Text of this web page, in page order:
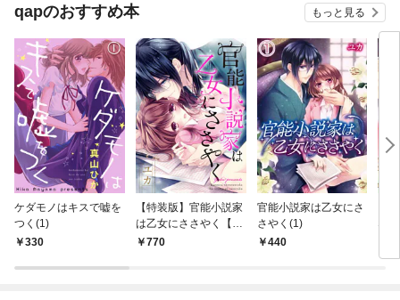
qapのおすすめ本 もっと見る
ケダモノはキスで嘘を
つく(1)
330
【特装版】官能小説家
は乙女にささやく【電
子限定おまけ付き】
770
官能小説家は乙女にさ
さやく(1)
440
な